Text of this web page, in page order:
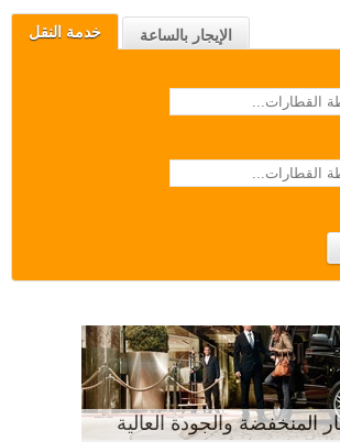
خدمة النقل الإيجار بالساعة
المنخفضة والجودة العالية